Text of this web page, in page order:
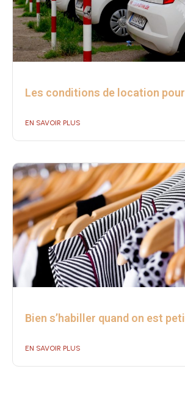
Les conditions de location
EN SAVOIR PLUS
Bien s’habiller quand on est
EN SAVOIR PLUS